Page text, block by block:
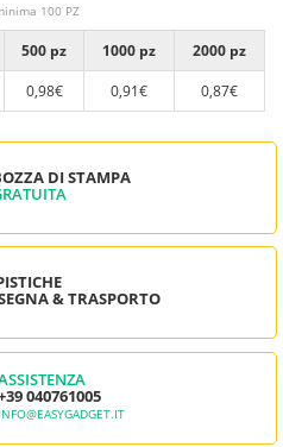
100 PZ
500 pz 1000 pz
2000 pz
0,98€ 0,91€ 0,87€
DI STAMPA
& TRASPORTO
040761005
INFO@EASYGADGET.IT